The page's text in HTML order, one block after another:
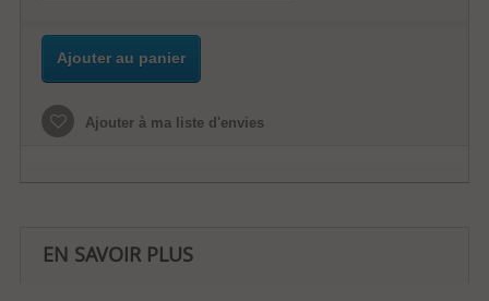
Ajouter au panier
Ajouter à ma liste d'envies
EN SAVOIR PLUS